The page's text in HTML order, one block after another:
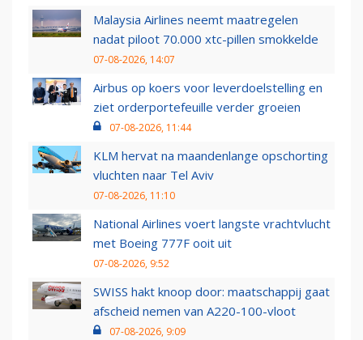
Malaysia Airlines neemt maatregelen
nadat piloot 70.000 xtc-pillen smokkelde
07-08-2026, 14:07
Airbus op koers voor leverdoelstelling en
ziet orderportefeuille verder groeien
07-08-2026, 11:44
KLM hervat na maandenlange opschorting
vluchten naar Tel Aviv
07-08-2026, 11:10
National Airlines voert langste vrachtvlucht
met Boeing 777F ooit uit
07-08-2026, 9:52
SWISS hakt knoop door: maatschappij gaat
afscheid nemen van A220-100-vloot
07-08-2026, 9:09